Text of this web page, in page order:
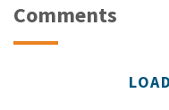
Comments